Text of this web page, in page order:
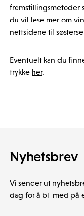
fremstillingsmetoder
du vil lese mer om
nettsidene til
Eventuelt kan du
trykke her.
Nyhetsbrev
Vi sender ut
dag for å bli med på